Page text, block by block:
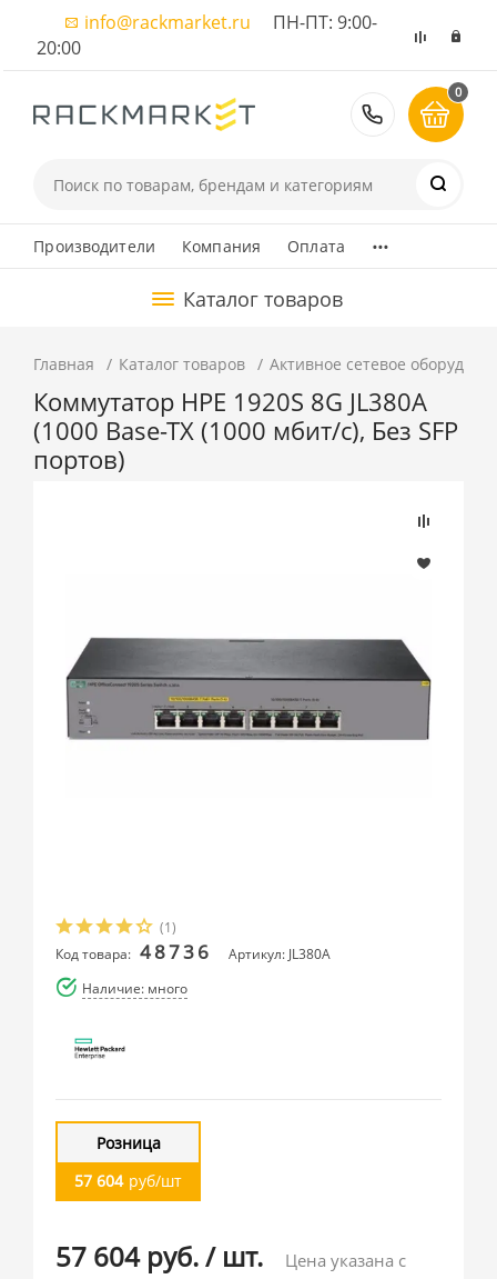
info@rackmarket.ru ПН-ПТ: 9:00-
20:00
8 (495)
0
Производители Компания Оплата ...
Каталог товаров
Главная Каталог товаров Активное сетевое
Коммутатор HPE 1920S 8G JL380A
(1000 Base-TX (1000 мбит/с), Без SFP
портов)
(1)
Код товара: 48736
Артикул: JL380A
Наличие: много
Розница
57 604 руб/шт
57 604 руб./ шт.
Цена указана с